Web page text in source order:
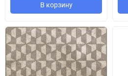
В корзину